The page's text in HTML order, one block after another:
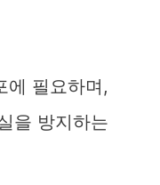
에 필요하며,
을 방지하는